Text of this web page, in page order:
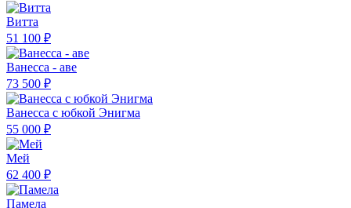
Витта
51 100 ₽
Ванесса - аве
73 500 ₽
Ванесса с юбкой Энигма
55 000 ₽
Мей
62 400 ₽
Памела